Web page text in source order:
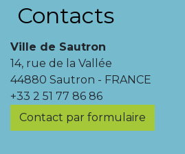
Contacts
Ville de Sautron
14, rue de la Vallée
44880 Sautron - FRANCE
+33 2 51 77 86 86
Contact par formulaire